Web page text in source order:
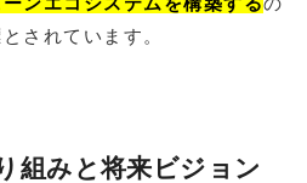
されています。
組みと将来ビジョン